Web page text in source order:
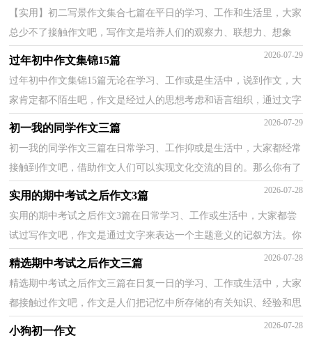
【实用】初二写景作文集合七篇在平日的学习、工作和生活里，大家
总少不了接触作文吧，写作文是培养人们的观察力、联想力、想象
力、思考力和记忆力的重要手段。你写作文时总是无...
过年初中作文集锦15篇 2026-07-29
过年初中作文集锦15篇无论在学习、工作或是生活中，说到作文，大
家肯定都不陌生吧，作文是经过人的思想考虑和语言组织，通过文字
来表达一个主题意义的记叙方法。那么你有了解过作文...
初一我的同学作文三篇 2026-07-29
初一我的同学作文三篇在日常学习、工作抑或是生活中，大家都经常
接触到作文吧，借助作文人们可以实现文化交流的目的。那么你有了
解过作文吗？下面是小编帮大家整理的初一我的同学...
实用的期中考试之后作文3篇 2026-07-28
实用的期中考试之后作文3篇在日常学习、工作或生活中，大家都尝
试过写作文吧，作文是通过文字来表达一个主题意义的记叙方法。你
知道作文怎样写才规范吗？下面是小编整理的期中考...
精选期中考试之后作文三篇 2026-07-28
精选期中考试之后作文三篇在日复一日的学习、工作或生活中，大家
都接触过作文吧，作文是人们把记忆中所存储的有关知识、经验和思
想用书面形式表达出来的记叙方式。一篇什么样的...
小狗初一作文 2026-07-28